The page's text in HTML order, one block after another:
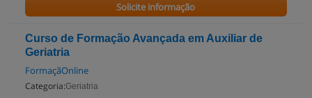
Solicite informação
Curso de Formação Avançada em Auxiliar de
Geriatria
FormaçãOnline
Categoria:Geriatria